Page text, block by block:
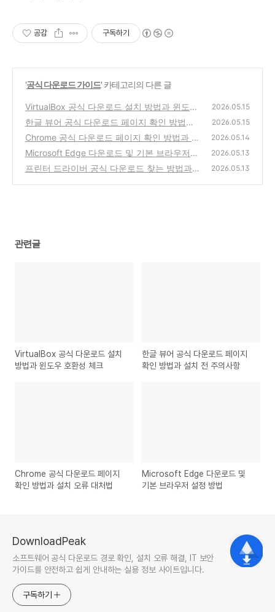
공감 구독하기
'공식 다운로드 가이드' 카테고리의 다른 글
VirtualBox 공식 다운로드 설치 방법과 윈도우
호환성 체크
(0)
2026.05.15
한글 뷰어 공식 다운로드 페이지 확인 방법과
설치 전 주의사항
(0)
2026.05.15
Chrome 공식 다운로드 페이지 확인 방법과 설
치 오류 대처법
(0)
2026.05.14
Microsoft Edge 다운로드 및 기본 브라우저
설정 방법
(0)
2026.05.13
프린터 드라이버 공식 다운로드 찾는 방법과
2026.05.13
관련글
VirtualBox 공식 다운로드 설치
방법과 윈도우 호환성 체크
한글 뷰어 공식 다운로드 페이지
확인 방법과 설치 전 주의사항
Chrome 공식 다운로드 페이지
확인 방법과 설치 오류 대처법
Microsoft Edge 다운로드 및
기본 브라우저 설정 방법
DownloadPeak
소프트웨어 공식 다운로드 경로 확인, 설치 오류 해결, IT 보안
가이드를 안전하고 쉽게 안내하는 실용 정보 사이트입니다.
구독하기